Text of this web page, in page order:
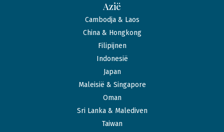
Azië
Cambodja & Laos
China & Hongkong
Filipijnen
Indonesië
Japan
Maleisië & Singapore
Oman
Sri Lanka & Malediven
Taiwan